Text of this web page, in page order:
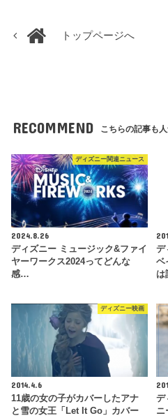
トップページへ
RECOMMEND こちらの記事も人
ディズニー関連ニュース
2024.8.26
ディズニー ミュージック&ファイ
ヤーワークス2024ってどんな
感…
デ
ベ
は
ディズニー映画
2014.4.6
11歳の女の子がカバーしたアナ
と雪の女王「Let It Go」カバー
デ
ニ